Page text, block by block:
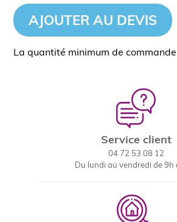
AJOUTER AU DEVIS
La quantité minimum de
Service client
04 72 53 08 12
Du lundi au vendredi de 9h